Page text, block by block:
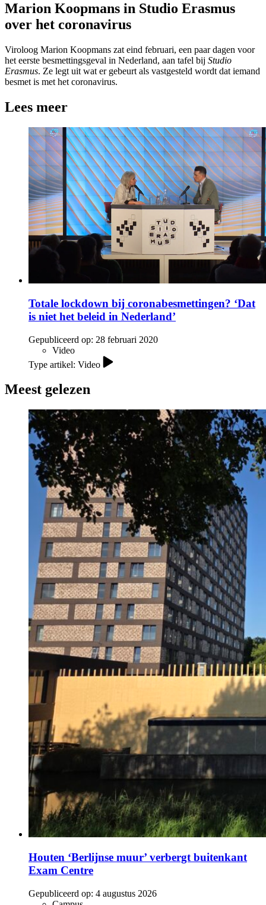
Marion Koopmans in Studio Erasmus
over het coronavirus
Viroloog Marion Koopmans zat eind februari, een paar dagen voor
het eerste besmettingsgeval in Nederland, aan tafel bij Studio
Erasmus. Ze legt uit wat er gebeurt als vastgesteld wordt dat iemand
besmet is met het coronavirus.
Lees meer
Totale lockdown bij coronabesmettingen? ‘Dat
is niet het beleid in Nederland’
Gepubliceerd op: 28 februari 2020
Video
Type artikel: Video
Meest gelezen
Houten ‘Berlijnse muur’ verbergt buitenkant
Exam Centre
Gepubliceerd op: 4 augustus 2026